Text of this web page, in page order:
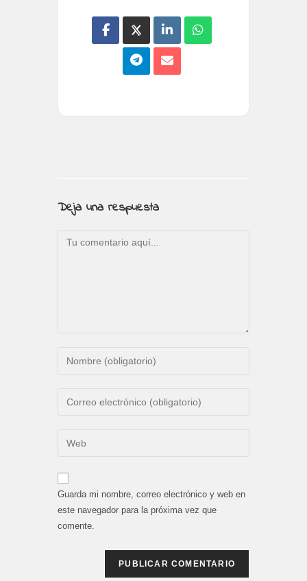
Deja una respuesta
Comentario
de
para
comentar
de
electrónico
para
comentar
URL
de
web
Guarda mi nombre, correo electrónico y web en
este navegador para la próxima vez que
comente.